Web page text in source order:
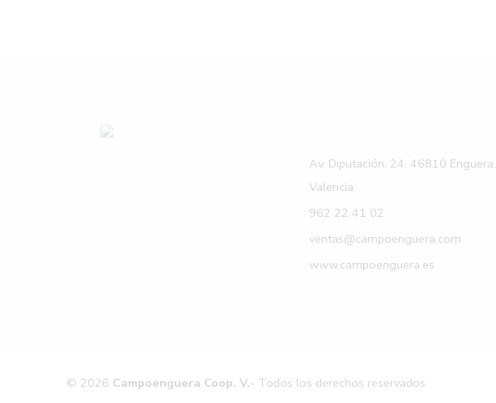
Av. Diputación, 24, 46810 Enguera,
Valencia
962 22 41 02
ventas@campoenguera.com
www.campoenguera.es
© 2026 Campoenguera Coop. V.- Todos los derechos reservados